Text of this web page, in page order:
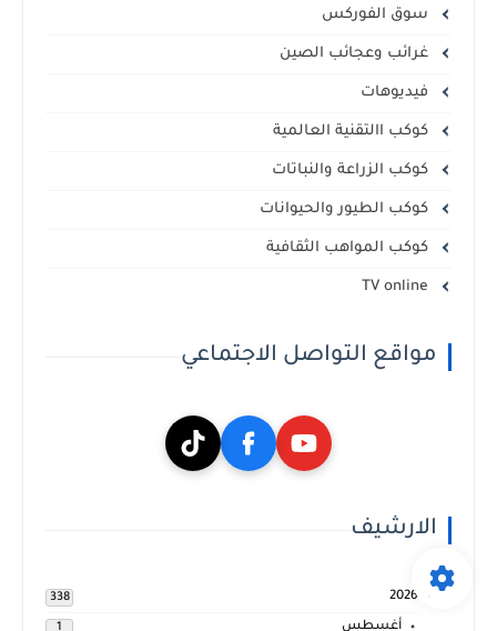
سوق الفوركس
غرائب وعجائب الصين
فيديوهات
كوكب االتقنية العالمية
كوكب الزراعة والنباتات
كوكب الطيور والحيوانات
كوكب المواهب الثقافية
مواقع التواصل الاجتماعي
الارشيف
2026
338
أغسطس 1